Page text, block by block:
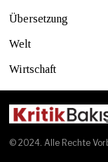
Übersetzung
Welt
Wirtschaft
© 2024. Alle Rechte